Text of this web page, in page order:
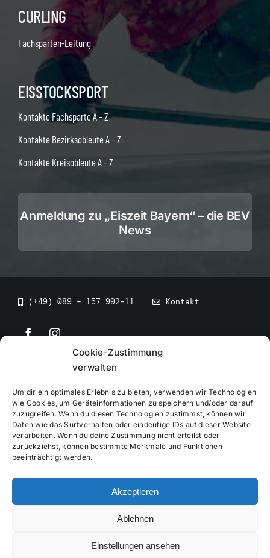
Cookie-Zustimmung
verwalten
Um dir ein optimales Erlebnis zu bieten, verwenden wir Technologien
wie Cookies, um Geräteinformationen zu speichern und/oder darauf
zuzugreifen. Wenn du diesen Technologien zustimmst, können wir
Daten wie das Surfverhalten oder eindeutige IDs auf dieser Website
verarbeiten. Wenn du deine Zustimmung nicht erteilst oder
zurückziehst, können bestimmte Merkmale und Funktionen
beeinträchtigt werden.
Akzeptieren
Ablehnen
Einstellungen ansehen
CURLING
Fachsparten-Leitung
EISSTOCKSPORT
Kontakte Fachsparte A – Z
Kontakte Bezirksobleute A – Z
Kontakte Kreisobleute A – Z
Anmeldung zu „Eiszeit Bayern“ – die BEV
News
(+49) 089 – 157 992-11 Kontakt
• BEV Bayerischer Eissportverband
Impressum
Datenschutzerklärung